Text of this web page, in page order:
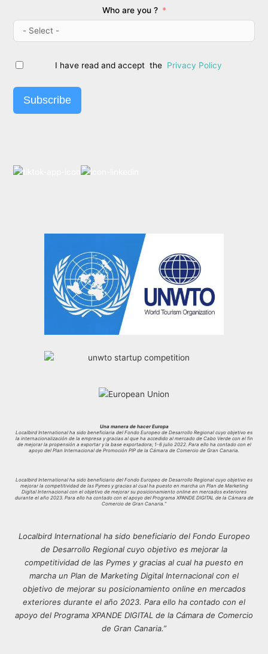
Who are you ?
I have read and accept the Privacy Policy
Subscribe
Una manera de hacer Europa
Localbird International ha sido beneficiaria del Fondo Europeo de Desarrollo Regional cuyo objetivo es
la internacionalización de la empresa y gracias al que ha accedido al mercado de Cabo Verde con el fin
de mejorar la propensión a exportar y la base exportadora; 1-6 julio 2022. Para ello ha contado con el
apoyo del Plan Internacional de Promoción PIP de la Cámara de Comercio de Gran Canaria.
Localbird International ha sido beneficiario del Fondo Europeo de Desarrollo Regional cuyo objetivo es
mejorar la competitividad de las Pymes y gracias al cual ha puesto en marcha un Plan de Marketing
Digital Internacional con el objetivo de mejorar su posicionamiento online en mercados exteriores
durante el año 2023. Para ello ha contado con el apoyo del Programa XPANDE DIGITAL de la Cámara de
Comercio de Gran Canaria.”
Localbird International ha sido beneficiario del Fondo Europeo
de Desarrollo Regional cuyo objetivo es mejorar la
competitividad de las Pymes y gracias al cual ha puesto en
marcha un Plan de Marketing Digital Internacional con el
objetivo de mejorar su posicionamiento online en mercados
exteriores durante el año 2023. Para ello ha contado con el
apoyo del Programa XPANDE DIGITAL de la Cámara de Comercio
de Gran Canaria.”